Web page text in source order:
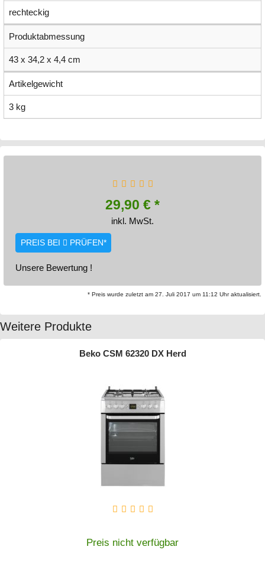
rechteckig
Produktabmessung
43 x 34,2 x 4,4 cm
Artikelgewicht
3 kg
29,90 € *
inkl. MwSt.
PREIS BEI PRÜFEN*
Unsere Bewertung !
* Preis wurde zuletzt am 27. Juli 2017 um 11:12 Uhr aktualisiert.
Weitere Produkte
Beko CSM 62320 DX Herd
Preis nicht verfügbar